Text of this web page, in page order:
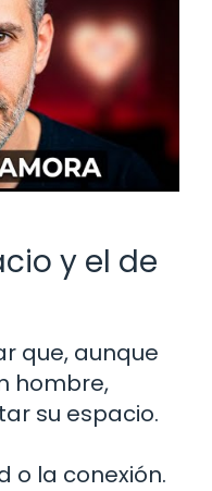
y el de
que, aunque
hombre,
su espacio.
o la conexión.